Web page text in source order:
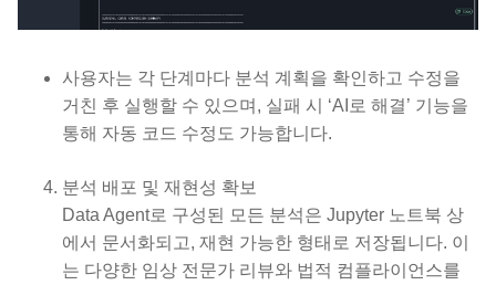
사용자는 각 단계마다 분석 계획을 확인하고 수정을
거친 후 실행할 수 있으며, 실패 시 ‘AI로 해결’ 기능을
통해 자동 코드 수정도 가능합니다.
분석 배포 및 재현성 확보
Data Agent로 구성된 모든 분석은 Jupyter 노트북 상
에서 문서화되고, 재현 가능한 형태로 저장됩니다. 이
는 다양한 임상 전문가 리뷰와 법적 컴플라이언스를